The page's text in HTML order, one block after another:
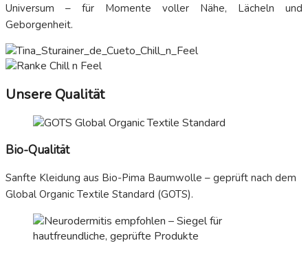
Universum – für Momente voller Nähe, Lächeln und
Geborgenheit.
Unsere Qualität
Bio-Qualität
Sanfte Kleidung aus Bio-Pima Baumwolle – geprüft nach dem
Global Organic Textile Standard (GOTS).